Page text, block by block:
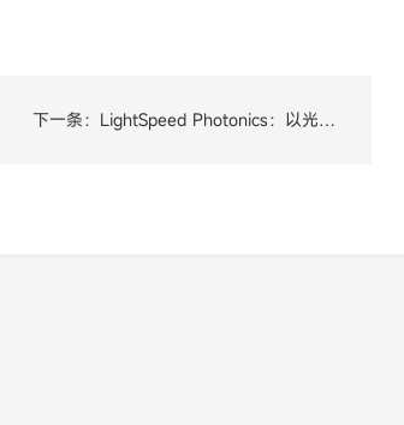
下一条：LightSpeed Photonics：以光速